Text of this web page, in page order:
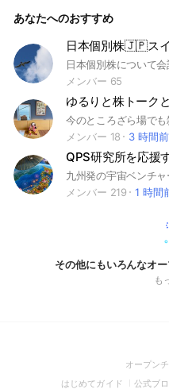
あなたへのおすすめ
日本個別株🇯🇵ス
メンバー 65
メンバー 18
3 時間前
QPS研究所を応援
メンバー 219
1 時間
その他にもいろんなオ
も
オープン
はじめてガイド (Open
公式ブ